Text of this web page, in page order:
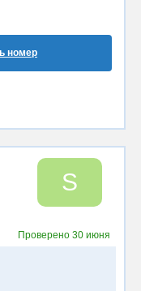
номер
S
Проверено 30 июня